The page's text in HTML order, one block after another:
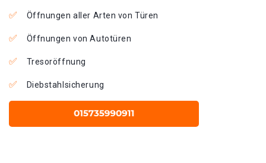
Öffnungen aller Arten von Türen
Öffnungen von Autotüren
Tresoröffnung
Diebstahlsicherung